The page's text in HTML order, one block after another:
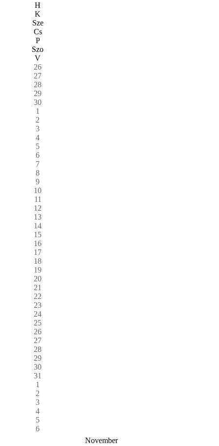
H
K
Sze
Cs
P
Szo
V
26
27
28
29
30
1
2
3
4
5
6
7
8
9
10
11
12
13
14
15
16
17
18
19
20
21
22
23
24
25
26
27
28
29
30
31
1
2
3
4
5
6
November